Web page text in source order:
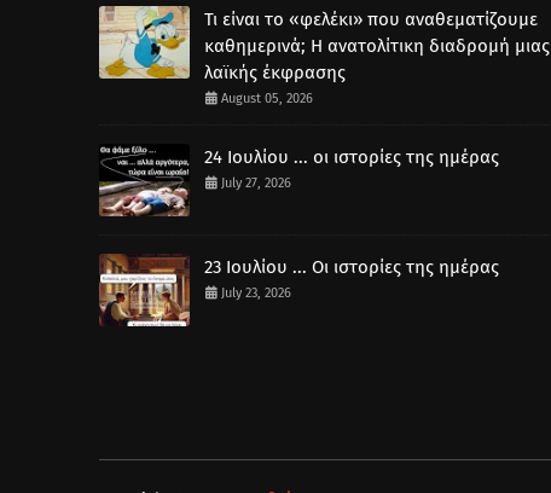
Τι είναι το «φελέκι» που αναθεματίζουμε
καθημερινά; Η ανατολίτικη διαδρομή μιας
λαϊκής έκφρασης
August 05, 2026
24 Ιουλίου ... οι ιστορίες της ημέρας
July 27, 2026
23 Ιουλίου ... Οι ιστορίες της ημέρας
July 23, 2026